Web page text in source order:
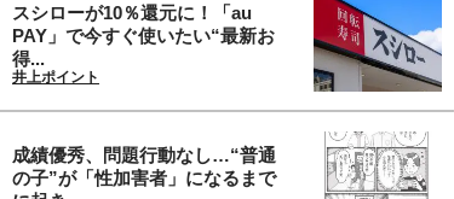
スシローが10％還元に！「au
PAY」で今すぐ使いたい“最新お
得...
井上ポイント
成績優秀、問題行動なし…“普通
の子”が「性加害者」になるまで